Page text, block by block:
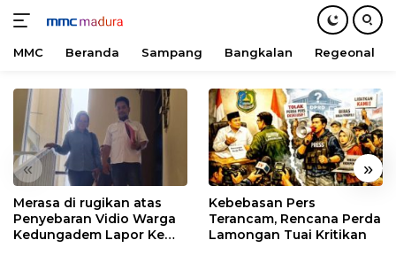
konten
MMC Beranda Sampang Bangkalan Regeonal
« »
Merasa di rugikan atas
Penyebaran Vidio Warga
Kedungadem Lapor Ke
Kebebasan Pers
Terancam, Rencana Perda
Lamongan Tuai Kritikan